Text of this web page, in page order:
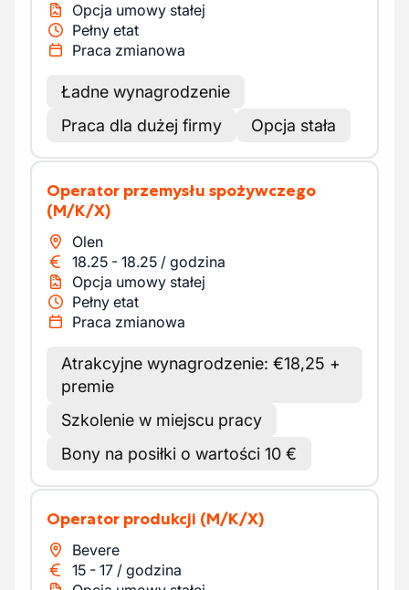
Opcja umowy stałej
Pełny etat
Praca zmianowa
Ładne wynagrodzenie
Praca dla dużej firmy
Opcja stała
Operator przemysłu spożywczego
(M/K/X)
Olen
18.25 - 18.25 / godzina
Opcja umowy stałej
Pełny etat
Praca zmianowa
Atrakcyjne wynagrodzenie: €18,25 +
premie
Szkolenie w miejscu pracy
Bony na posiłki o wartości 10 €
Operator produkcji (M/K/X)
Bevere
15 - 17 / godzina